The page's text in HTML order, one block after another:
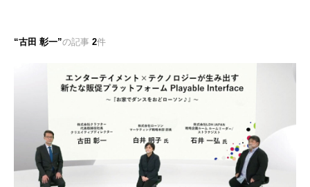
古田 彰一 の記事 2件